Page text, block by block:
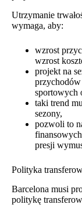
Utrzymanie
wymaga, aby:
wzrost
wzrost
projekt na
sportowych
taki trend
sezony,
pozwoli to
presji
Polityka
Barcelona musi
politykę